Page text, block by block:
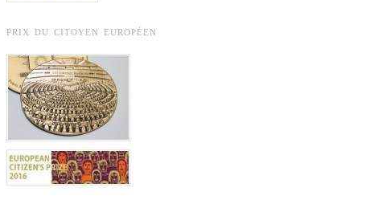
PRIX DU CITOYEN EUROPÉEN